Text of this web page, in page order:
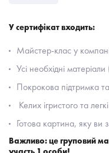
У сертифікат входить:
Майстер-клас у
Усі необхідні
Покрокова підтримка
Келих ігристого та
Готова картина, яку
Важливо: це груповий